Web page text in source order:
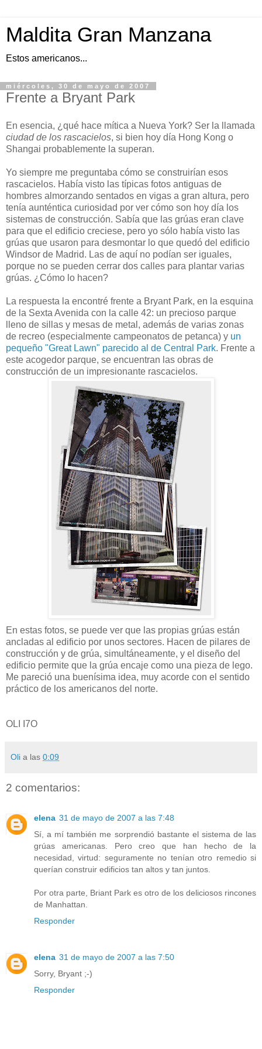
Maldita Gran Manzana
Estos americanos...
miércoles, 30 de mayo de 2007
Frente a Bryant Park
En esencia, ¿qué hace mítica a Nueva York? Ser la llamada
ciudad de los rascacielos, si bien hoy día Hong Kong o
Shangai probablemente la superan.
Yo siempre me preguntaba cómo se construirían esos
rascacielos. Había visto las típicas fotos antiguas de
hombres almorzando sentados en vigas a gran altura, pero
tenía aunténtica curiosidad por ver cómo son hoy día los
sistemas de construcción. Sabía que las grúas eran clave
para que el edificio creciese, pero yo sólo había visto las
grúas que usaron para desmontar lo que quedó del edificio
Windsor de Madrid. Las de aquí no podían ser iguales,
porque no se pueden cerrar dos calles para plantar varias
grúas. ¿Cómo lo hacen?
La respuesta la encontré frente a Bryant Park, en la esquina
de la Sexta Avenida con la calle 42: un precioso parque
lleno de sillas y mesas de metal, además de varias zonas
de recreo (especialmente campeonatos de petanca) y un
pequeño "Great Lawn" parecido al de Central Park. Frente a
este acogedor parque, se encuentran las obras de
construcción de un impresionante rascacielos.
En estas fotos, se puede ver que las propias grúas están
ancladas al edificio por unos sectores. Hacen de pilares de
construcción y de grúa, simultáneamente, y el diseño del
edificio permite que la grúa encaje como una pieza de lego.
Me pareció una buenísima idea, muy acorde con el sentido
práctico de los americanos del norte.
OLI I7O
Oli a las 0:09
2 comentarios:
elena 31 de mayo de 2007 a las 7:48
Sí, a mí también me sorprendió bastante el sistema de las
grúas americanas. Pero creo que han hecho de la
necesidad, virtud: seguramente no tenían otro remedio si
querían construir edificios tan altos y tan juntos.
Por otra parte, Briant Park es otro de los deliciosos rincones
de Manhattan.
Responder
elena 31 de mayo de 2007 a las 7:50
Sorry, Bryant ;-)
Responder